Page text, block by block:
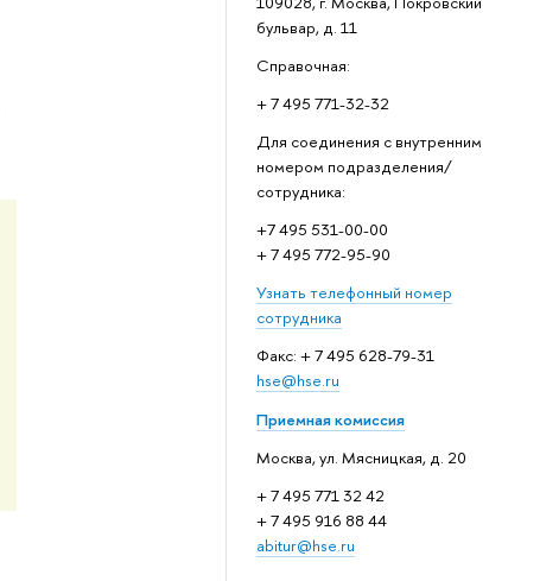
бульвар, д. 11
Справочная:
+ 7 495 771-32-32
Для соединения с внутренним
номером подразделения/
сотрудника:
+7 495 531-00-00
+ 7 495 772-95-90
Узнать телефонный номер
сотрудника
Факс: + 7 495 628-79-31
hse@hse.ru
Приемная комиссия
Москва, ул. Мясницкая, д. 20
+ 7 495 771 32 42
+ 7 495 916 88 44
abitur@hse.ru